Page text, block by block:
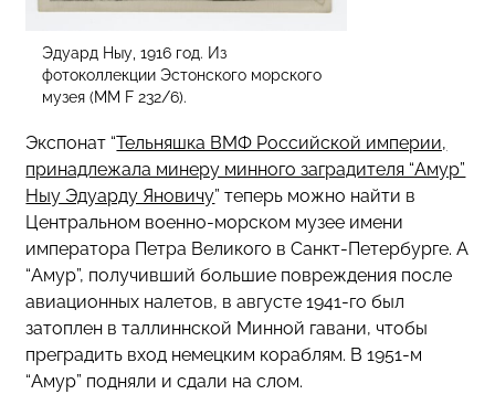
Эдуард Ныу, 1916 год. Из
фотоколлекции Эстонского морского
музея (MM F 232/6).
Экспонат “Тельняшка ВМФ Российской империи,
принадлежала минеру минного заградителя “Амур”
Ныу Эдуарду Яновичу” теперь можно найти в
Центральном военно-морском музее имени
императора Петра Великого в Санкт-Петербурге. А
“Амур”, получивший большие повреждения после
авиационных налетов, в августе 1941-го был
затоплен в таллиннской Минной гавани, чтобы
преградить вход немецким кораблям. В 1951-м
“Амур” подняли и сдали на слом.